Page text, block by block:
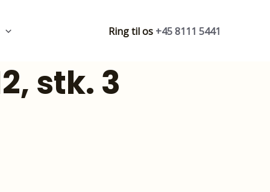
Ring til os +45 8111 5441
stk. 3